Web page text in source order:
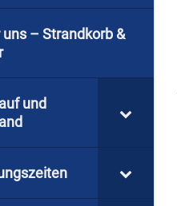
uns – Strandkorb &
und